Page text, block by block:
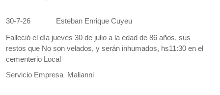
30-7-26 Esteban Enrique Cuyeu
Falleció el día jueves 30 de julio a la edad de 86 años, sus
restos que No son velados, y serán inhumados, hs11:30 en el
cementerio Local
Servicio Empresa Malianni